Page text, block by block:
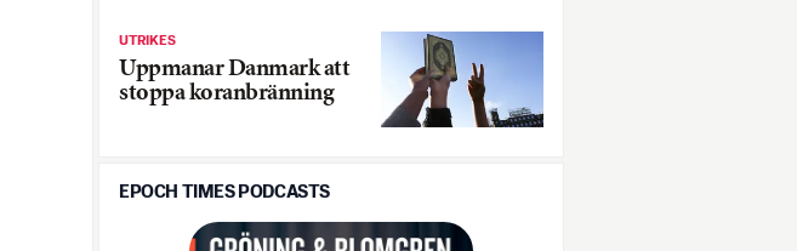
UTRIKES
Uppmanar Danmark att
stoppa koranbränning
EPOCH TIMES PODCASTS